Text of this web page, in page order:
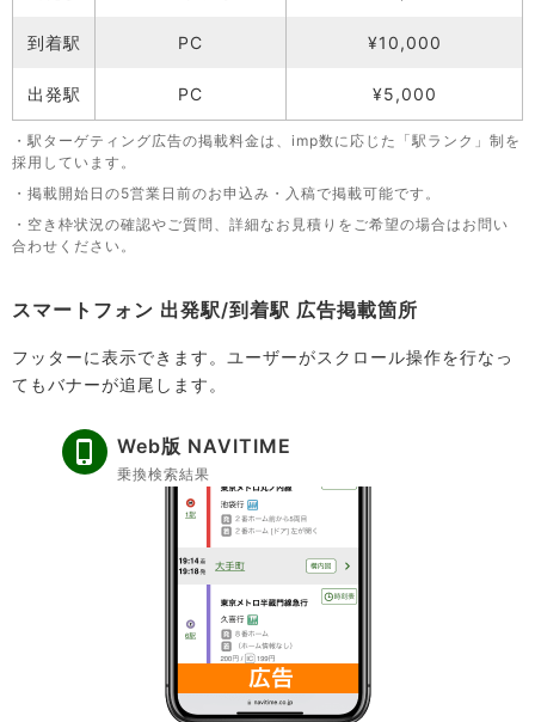
到着駅 PC ¥10,000
出発駅 PC ¥5,000
・駅ターゲティング広告の掲載料金は、imp数に応じた「駅ランク」制を
採用しています。
・掲載開始日の5営業日前のお申込み・入稿で掲載可能です。
・空き枠状況の確認やご質問、詳細なお見積りをご希望の場合はお問い
合わせください。
スマートフォン 出発駅/到着駅 広告掲載箇所
フッターに表示できます。ユーザーがスクロール操作を行なっ
てもバナーが追尾します。
Web版 NAVITIME
乗換検索結果